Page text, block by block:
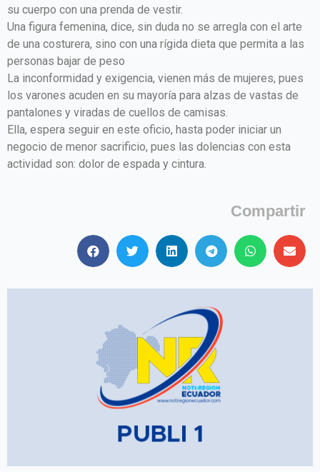
su cuerpo con una prenda de vestir.
Una figura femenina, dice, sin duda no se arregla con el arte
de una costurera, sino con una rígida dieta que permita a las
personas bajar de peso
La inconformidad y exigencia, vienen más de mujeres, pues
los varones acuden en su mayoría para alzas de vastas de
pantalones y viradas de cuellos de camisas.
Ella, espera seguir en este oficio, hasta poder iniciar un
negocio de menor sacrificio, pues las dolencias con esta
actividad son: dolor de espada y cintura.
Compartir